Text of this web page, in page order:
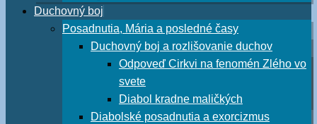
Duchovný boj
Posadnutia, Mária a posledné časy
Duchovný boj a rozlišovanie duchov
Odpoveď Cirkvi na fenomén Zlého vo
svete
Diabol kradne maličkých
Diabolské posadnutia a exorcizmus